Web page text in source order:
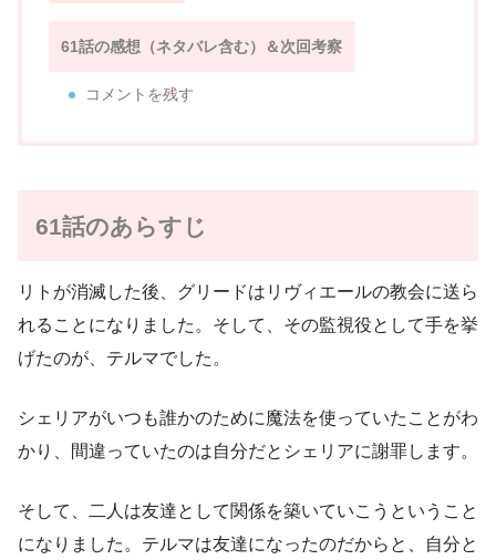
61話の感想（ネタバレ含む）＆次回考察
コメントを残す
61話のあらすじ
リトが消滅した後、グリードはリヴィエールの教会に送ら
れることになりました。そして、その監視役として手を挙
げたのが、テルマでした。
シェリアがいつも誰かのために魔法を使っていたことがわ
かり、間違っていたのは自分だとシェリアに謝罪します。
そして、二人は友達として関係を築いていこうということ
になりました。テルマは友達になったのだからと、自分と